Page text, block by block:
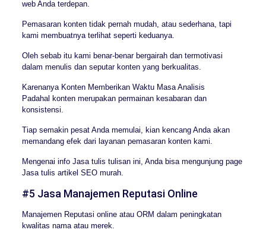
web Anda terdepan.
Pemasaran konten tidak pernah mudah, atau sederhana, tapi
kami membuatnya terlihat seperti keduanya.
Oleh sebab itu kami benar-benar bergairah dan termotivasi
dalam menulis dan seputar konten yang berkualitas.
Karenanya Konten Memberikan Waktu Masa Analisis
Padahal konten merupakan permainan kesabaran dan
konsistensi.
Tiap semakin pesat Anda memulai, kian kencang Anda akan
memandang efek dari layanan pemasaran konten kami.
Mengenai info Jasa tulis tulisan ini, Anda bisa mengunjung page
Jasa tulis artikel SEO murah.
#5 Jasa Manajemen Reputasi Online
Manajemen Reputasi online atau ORM dalam peningkatan
kwalitas nama atau merek.